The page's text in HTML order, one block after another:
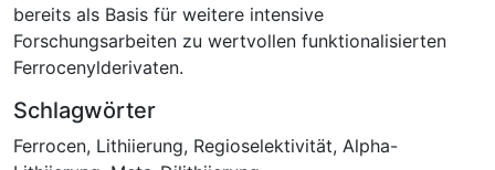
bereits als Basis für weitere intensive
Forschungsarbeiten zu wertvollen funktionalisierten
Ferrocenylderivaten.
Schlagwörter
Ferrocen, Lithiierung, Regioselektivität, Alpha-